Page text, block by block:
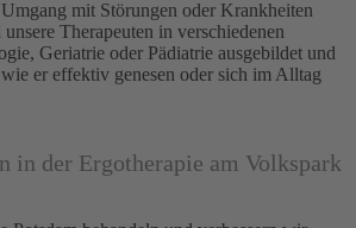
mit Störungen oder Krankheiten
Therapeuten in verschiedenen
Geriatrie oder Pädiatrie ausgebildet und
er effektiv genesen oder sich im Alltag
in der Ergotherapie am Volkspark